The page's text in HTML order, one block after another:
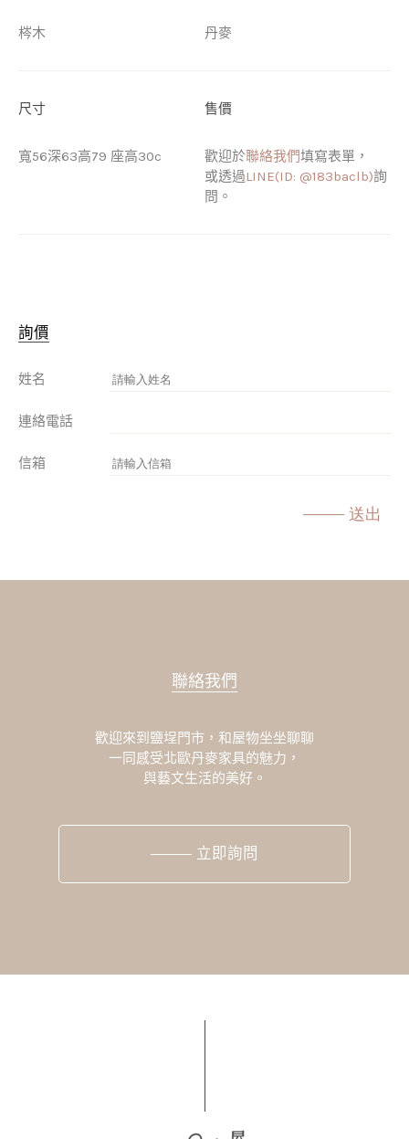
梣木 丹麥
尺寸
寬56深63高79 座高30c
售價
歡迎於聯絡我們填寫表單，
或透過LINE(ID: @183baclb)詢
問。
詢價
姓名
連絡電話
信箱
送出
聯絡我們
歡迎來到鹽埕門市，和屋物坐坐聊聊
一同感受北歐丹麥家具的魅力，
與藝文生活的美好。
立即詢問